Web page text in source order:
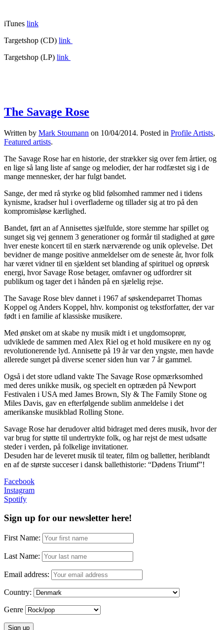
iTunes link
Targetshop (CD) link
Targetshop (LP) link
The Savage Rose
Written by Mark Stoumann on 10/04/2014. Posted in Profile Artists,
Featured artists.
The Savage Rose har en historie, der strækker sig over fem årtier, og
en lige så lang liste af sange og melodier, der har rodfæstet sig i de
mange mennesker, der har fulgt bandet.
Sange, der med rå styrke og blid følsomhed rammer ned i tidens
kynisme, kradser hul i overfladerne og tillader sig at tro på den
kompromisløse kærlighed.
Bandet, ført an af Annisettes sjælfulde, store stemme har spillet og
sunget sig vej gennem 3 generationer og formår til stadighed at gøre
hver eneste koncert til en stærk nærværende og unik oplevelse. Det
bevidner de mange positive anmeldelser om de seneste år, hvor folk
har været vidner til en sjældent set blanding af spirituel og oprørsk
energi, hvor Savage Rose betager, omfavner og udfordrer sit
publikum og tager det i hånden på en sjælelig rejse.
The Savage Rose blev dannet i 1967 af søskendeparret Thomas
Koppel og Anders Koppel, hhv. komponist og tekstforfatter, der var
født i en familie af klassiske musikere.
Med ønsket om at skabe ny musik midt i et ungdomsoprør,
udviklede de sammen med Alex Riel og et hold musikere en ny og
revolutionerende lyd. Annisette på 19 år var den yngste, men havde
allerede sunget på diverse scener siden hun var 7 år gammel.
Også i det store udland vakte The Savage Rose opmærksomhed
med deres unikke musik, og specielt en optræden på Newport
Festivalen i USA med James Brown, Sly & The Family Stone og
Miles Davis, gav en efterfølgende sublim anmeldelse i det
amerikanske musikblad Rolling Stone.
Savage Rose har derudover altid bidraget med deres musik, hvor der
var brug for støtte til undertrykte folk, og har rejst de mest udsatte
steder i verden, på folkelige invitationer.
Desuden har de leveret musik til teater, film og balletter, heriblandt
en af de største succeser i dansk ballethistorie: “Dødens Triumf”!
Facebook
Instagram
Spotify
Sign up for our newsletter here!
First Name:
Last Name:
Email address:
Country:
Genre